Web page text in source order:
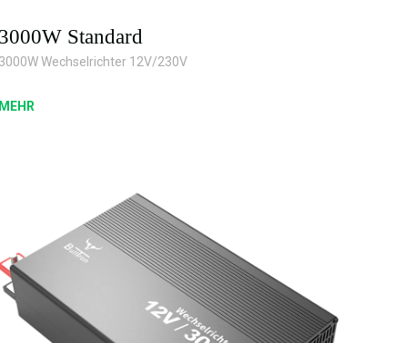
3000W Standard
3000W Wechselrichter 12V/230V
MEHR